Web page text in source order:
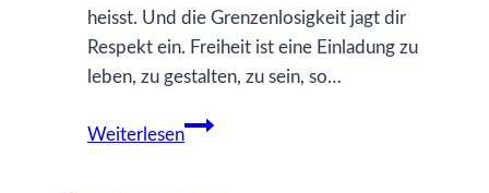
heisst. Und die Grenzenlosigkeit jagt dir
Respekt ein. Freiheit ist eine Einladung zu
leben, zu gestalten, zu sein, so…
Weiterlesen
61